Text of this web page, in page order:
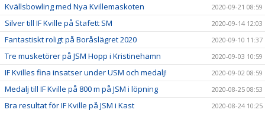
Kvällsbowling med Nya Kvillemaskoten 2020-09-21 08:59
Silver till IF Kville på Stafett SM 2020-09-14 12:03
Fantastiskt roligt på Boråslägret 2020 2020-09-10 11:37
Tre musketörer på JSM Hopp i Kristinehamn 2020-09-03 10:59
IF Kvilles fina insatser under USM och medalj! 2020-09-02 08:59
Medalj till IF Kville på 800 m på JSM i löpning 2020-08-25 08:53
Bra resultat för IF Kville på JSM i Kast 2020-08-24 10:25